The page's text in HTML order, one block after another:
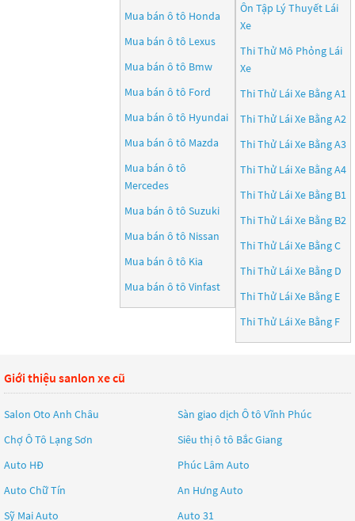
Mua bán ô tô Honda
Mua bán ô tô Lexus
Mua bán ô tô Bmw
Mua bán ô tô Ford
Mua bán ô tô Hyundai
Mua bán ô tô Mazda
Mua bán ô tô
Mercedes
Mua bán ô tô Suzuki
Mua bán ô tô Nissan
Mua bán ô tô Kia
Mua bán ô tô Vinfast
Ôn Tập Lý Thuyết Lái
Xe
Thi Thử Mô Phỏng Lái
Xe
Thi Thử Lái Xe Bằng A1
Thi Thử Lái Xe Bằng A2
Thi Thử Lái Xe Bằng A3
Thi Thử Lái Xe Bằng A4
Thi Thử Lái Xe Bằng B1
Thi Thử Lái Xe Bằng B2
Thi Thử Lái Xe Bằng C
Thi Thử Lái Xe Bằng D
Thi Thử Lái Xe Bằng E
Thi Thử Lái Xe Bằng F
Giới thiệu sanlon xe cũ
Salon Oto Anh Châu
Sàn giao dịch Ô tô Vĩnh Phúc
Chợ Ô Tô Lạng Sơn
Siêu thị ô tô Bắc Giang
Auto HĐ
Phúc Lâm Auto
Auto Chữ Tín
An Hưng Auto
Sỹ Mai Auto
Auto 31